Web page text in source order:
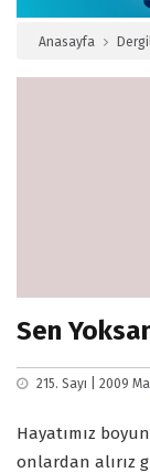
Anasayfa
Sen
215. Sayı | 2009
Hayatımız
onlardan alırız